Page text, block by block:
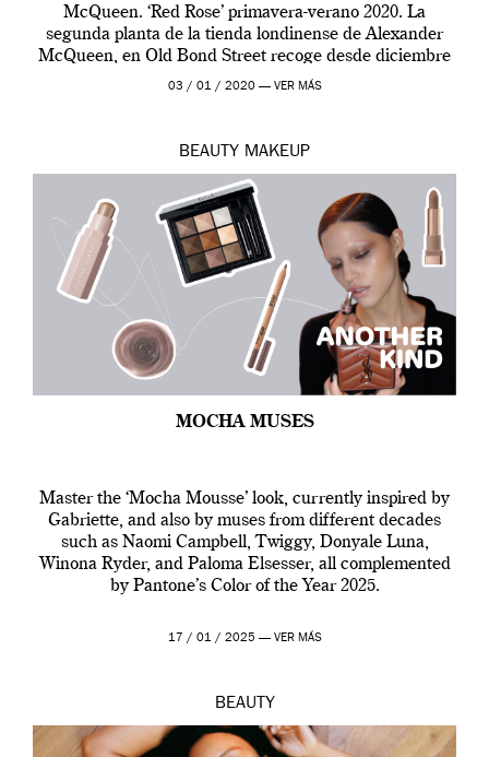
McQueen. ‘Red Rose’ primavera-verano 2020. La
segunda planta de la tienda londinense de Alexander
McQueen, en Old Bond Street recoge desde diciembre
de 2019 hasta final de abril […]
03 / 01 / 2020 — VER MÁS
BEAUTY MAKEUP
MOCHA MUSES
Master the ‘Mocha Mousse’ look, currently inspired by
Gabriette, and also by muses from different decades
such as Naomi Campbell, Twiggy, Donyale Luna,
Winona Ryder, and Paloma Elsesser, all complemented
by Pantone’s Color of the Year 2025.
17 / 01 / 2025 — VER MÁS
BEAUTY